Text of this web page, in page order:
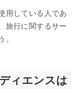
用している人であ
旅行に関するサー
。
ィエンスは